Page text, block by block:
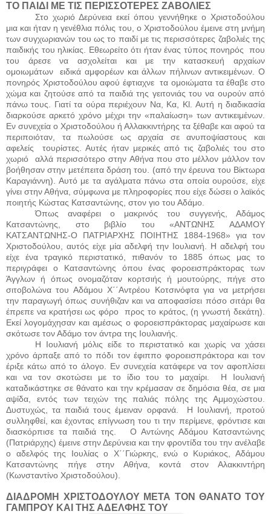
ΤΟ ΠΑΙΔΙ ΜΕ ΤΙΣ ΠΕΡΙΣΣΟΤΕΡΕΣ ΖΑΒΟΛΙΕΣ
Στο χωριό Δερύνεια εκεί όπου γεννήθηκε ο Χριστοδούλου
μια και ήταν η γενέθλια πόλις του, ο Χριστοδούλου έμεινε στη μνήμη
των συγχωριανών του ως το παιδί με τις περισσότερες ζαβολιές της
παιδικής του ηλικίας. Εθεωρείτο ότι ήταν ένας τύπος πονηρός
που
του άρεσε να ασχολείται και με την κατασκευή αρχαίων
ομοιωμάτων
ειδικά αμφορέων και άλλων πήλινων αντικειμένων. Ο
πονηρός Χριστοδούλου αφού έφτιαχνε τα ομοιώματα τα έθαβε στο
χώμα και ζητούσε από τα παιδιά της γειτονιάς του να ουρούν από
πάνω τους. Γιατί τα ούρα περιέχουν Να, Κα, Kl. Αυτή η διαδικασία
διαρκούσε αρκετό χρόνο μέχρι την «παλαίωση» των αντικειμένων.
Εν συνεχεία ο Χριστοδούλου ή Αλλακκιντήρης τα ξέθαβε και αφού τα
περιποιόταν, τα πωλούσε ως αρχαία σε ανυποψίαστους και
αφελείς
τουρίστες. Αυτές ήταν μερικές από τις ζαβολιές του στο
χωριό
αλλά περισσότερο στην Αθήνα που στο μέλλον μάλλον τον
βοήθησαν στην μετέπειτα δράση του. (από την έρευνα του Βίκτωρα
Καραγιάννη). Αυτό με τα αγάλματα πάνω στα οποία ουρούσε, είχε
γίνει στην Αθήνα, σύμφωνα με πληροφορίες που είχε δώσει ο λαϊκός
ποιητής Κώστας Κατσαντώνης, στον γιο του Αδάμο.
Όπως αναφέρει ο μακρινός του συγγενής, Αδάμος
Κατσαντώνης, στο βιβλίο του «ΑΝΤΩΝΗΣ ΑΔΑΜΟΥ
ΚΑΤΣΑΝΤΩΝΗΣ-Ο ΠΑΤΡΙΑΡΧΗΣ ΠΟΙΗΤΗΣ 1884-1968» για τον
Χριστοδούλου, αυτός είχε μία αδελφή την Ιουλιανή. Η αδελφή του
είχε ένα τραγικό περιστατικό, πιθανόν το 1885 όπως μας το
περιγράφει ο Κατσαντώνης όπου ένας φοροεισπράκτορας των
Άγγλων ή όπως ονομαζόταν κορτσιής ή μουτούρης, πήγε στο
σιτοβολώνα του Αδάμου Χ΄΄Αντρέου Κοτσινόφτα για να μετρήσει
την παραγωγή όπως συνήθιζαν και να αποφασίσει πόσο σιτάρι θα
έπρεπε να κρατήσει ως φόρο
προς το κράτος, (η γνωστή δεκάτη).
Εκεί λογομάχησαν και αμέσως ο φοροεισπράκτορας μαχαίρωσε και
σκότωσε τον Αδάμο τον άντρα της Ιουλιανής.
Η Ιουλιανή μόλις είδε το περιστατικό και χωρίς να χάσει
χρόνο άρπαξε από το πόδι τον έφιππο φοροεισπράκτορα και τον
έριξε κάτω από το άλογο. Εν συνεχεία κατάφερε να τον αφοπλίσει
και να τον σκοτώσει με το ίδιο του το μαχαίρι.
Η Ιουλιανή
καταδικάστηκε σε θάνατο και την κρέμασαν σε δημόσια θέα, σε μια
αψίδα, εντός των τειχών της παλιάς πόλης της Αμμοχώστου.
Δυστυχώς, τα παιδιά τους έμειναν ορφανά.
Η Ιουλιανή, προτού
συλληφθεί, και έχοντας επίγνωση του τι την περίμενε, φρόντισε και
διασκόρπισε τα παιδιά της.
Ο Αντώνης Αδάμου Κατσαντώνης
(Πατριάρχης) έμεινε στην Δερύνεια και την φροντίδα του την ανέλαβε
ο αδελφός της Ιουλίας ο Χ΄΄Γιώρκης, ενώ ο Κυριάκος, Αδάμου
Κατσαντώνης πήγε στην Αθήνα, κοντά στον Αλακκιντήρη
(Κωνσταντίνο Χριστοδούλου).
ΔΙΑΔΡΟΜΗ ΧΡΙΣΤΟΔΟΥΛΟΥ ΜΕΤΑ ΤΟΝ ΘΑΝΑΤΟ ΤΟΥ
ΓΑΜΠΡΟΥ ΚΑΙ ΤΗΣ ΑΔΕΛΦΗΣ ΤΟΥ